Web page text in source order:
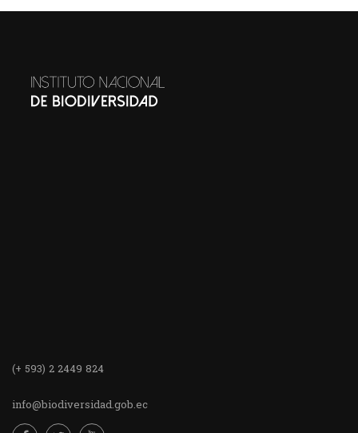
(+ 593) 2 2449 824
info@biodiversidad.gob.ec